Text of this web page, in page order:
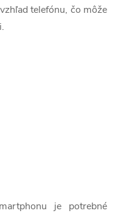
telefónu, čo môže
je potrebné